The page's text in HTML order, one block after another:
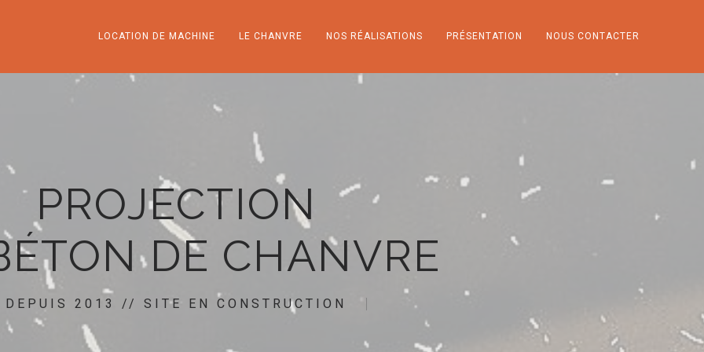
LOCATION DE MACHINE LE CHANVRE NOS RÉALISATIONS PRÉSENTATION NOUS CONTACTER
PROJECTION
DE CHANVRE
DEPUIS 2013 // SITE EN CONSTRUCTION